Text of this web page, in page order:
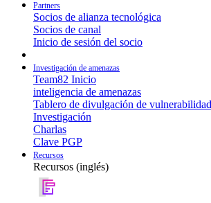
Partners
Socios de alianza tecnológica
Socios de canal
Inicio de sesión del socio
Investigación de amenazas
Team82 Inicio
inteligencia de amenazas
Tablero de divulgación de
Investigación
Charlas
Clave PGP
Recursos
Recursos (inglés)